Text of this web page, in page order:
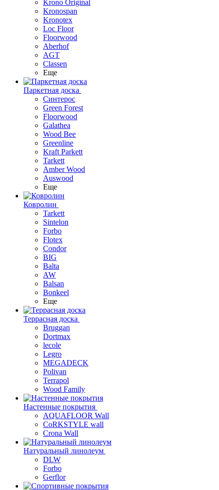
Krono Original
Kronospan
Kronotex
Loc Floor
Floorwood
Aberhof
AGT
Classen
Еще
Паркетная доска
Синтерос
Green Forest
Floorwood
Galathea
Wood Bee
Greenline
Kraft Parkett
Tarkett
Amber Wood
Auswood
Еще
Ковролин
Tarkett
Sintelon
Forbo
Flotex
Condor
BIG
Balta
AW
Balsan
Bonkeel
Еще
Террасная доска
Bruggan
Dortmax
lecole
Legro
MEGADECK
Polivan
Terrapol
Wood Family
Настенные покрытия
AQUAFLOOR Wall
CoRKSTYLE wall
Crona Wall
Натуральный линолеум
DLW
Forbo
Gerflor